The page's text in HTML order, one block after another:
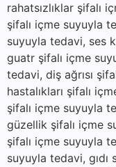
rahatsızlıklar şifalı
şifalı içme suyuyla
suyuyla tedavi, ses
guatr şifalı içme
tedavi, diş ağrısı
hastalıkları şifalı
şifalı içme suyuyla
güzellik şifalı içme
şifalı içme suyuyla
suyuyla tedavi, gıdı